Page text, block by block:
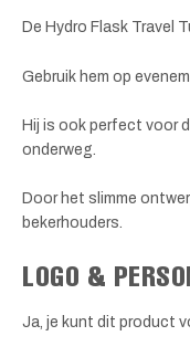
De Hydro Flask Travel
Gebruik hem op
Hij is ook perfect voor
onderweg.
Door het slimme
bekerhouders.
LOGO &
Ja, je kunt dit product